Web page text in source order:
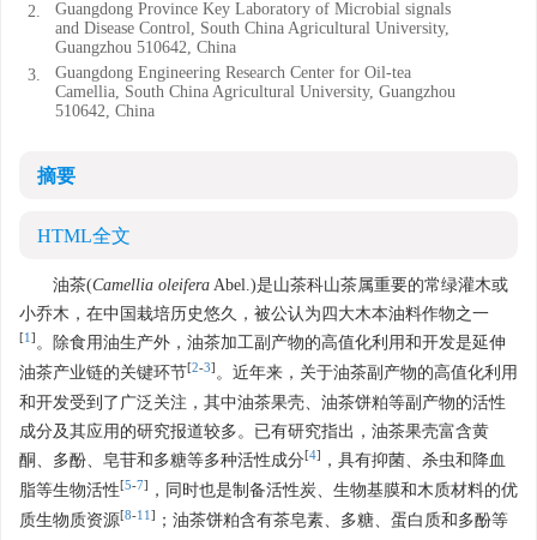
2.
Guangdong Province Key Laboratory of Microbial signals
and Disease Control, South China Agricultural University,
Guangzhou 510642, China
3.
Guangdong Engineering Research Center for Oil-tea
Camellia, South China Agricultural University, Guangzhou
510642, China
摘要
HTML全文
油茶(Camellia oleifera Abel.)是山茶科山茶属重要的常绿灌木或
小乔木，在中国栽培历史悠久，被公认为四大木本油料作物之一
[1 ] 。除食用油生产外，油茶加工副产物的高值化利用和开发是延伸
油茶产业链的关键环节[2-3] 。近年来，关于油茶副产物的高值化利用
和开发受到了广泛关注，其中油茶果壳、油茶饼粕等副产物的活性
成分及其应用的研究报道较多。已有研究指出，油茶果壳富含黄
酮、多酚、皂苷和多糖等多种活性成分[4]
，具有抑菌、杀虫和降血
脂等生物活性[5-7]
，同时也是制备活性炭、生物基膜和木质材料的优
质生物质资源[8-11 ]
；油茶饼粕含有茶皂素、多糖、蛋白质和多酚等